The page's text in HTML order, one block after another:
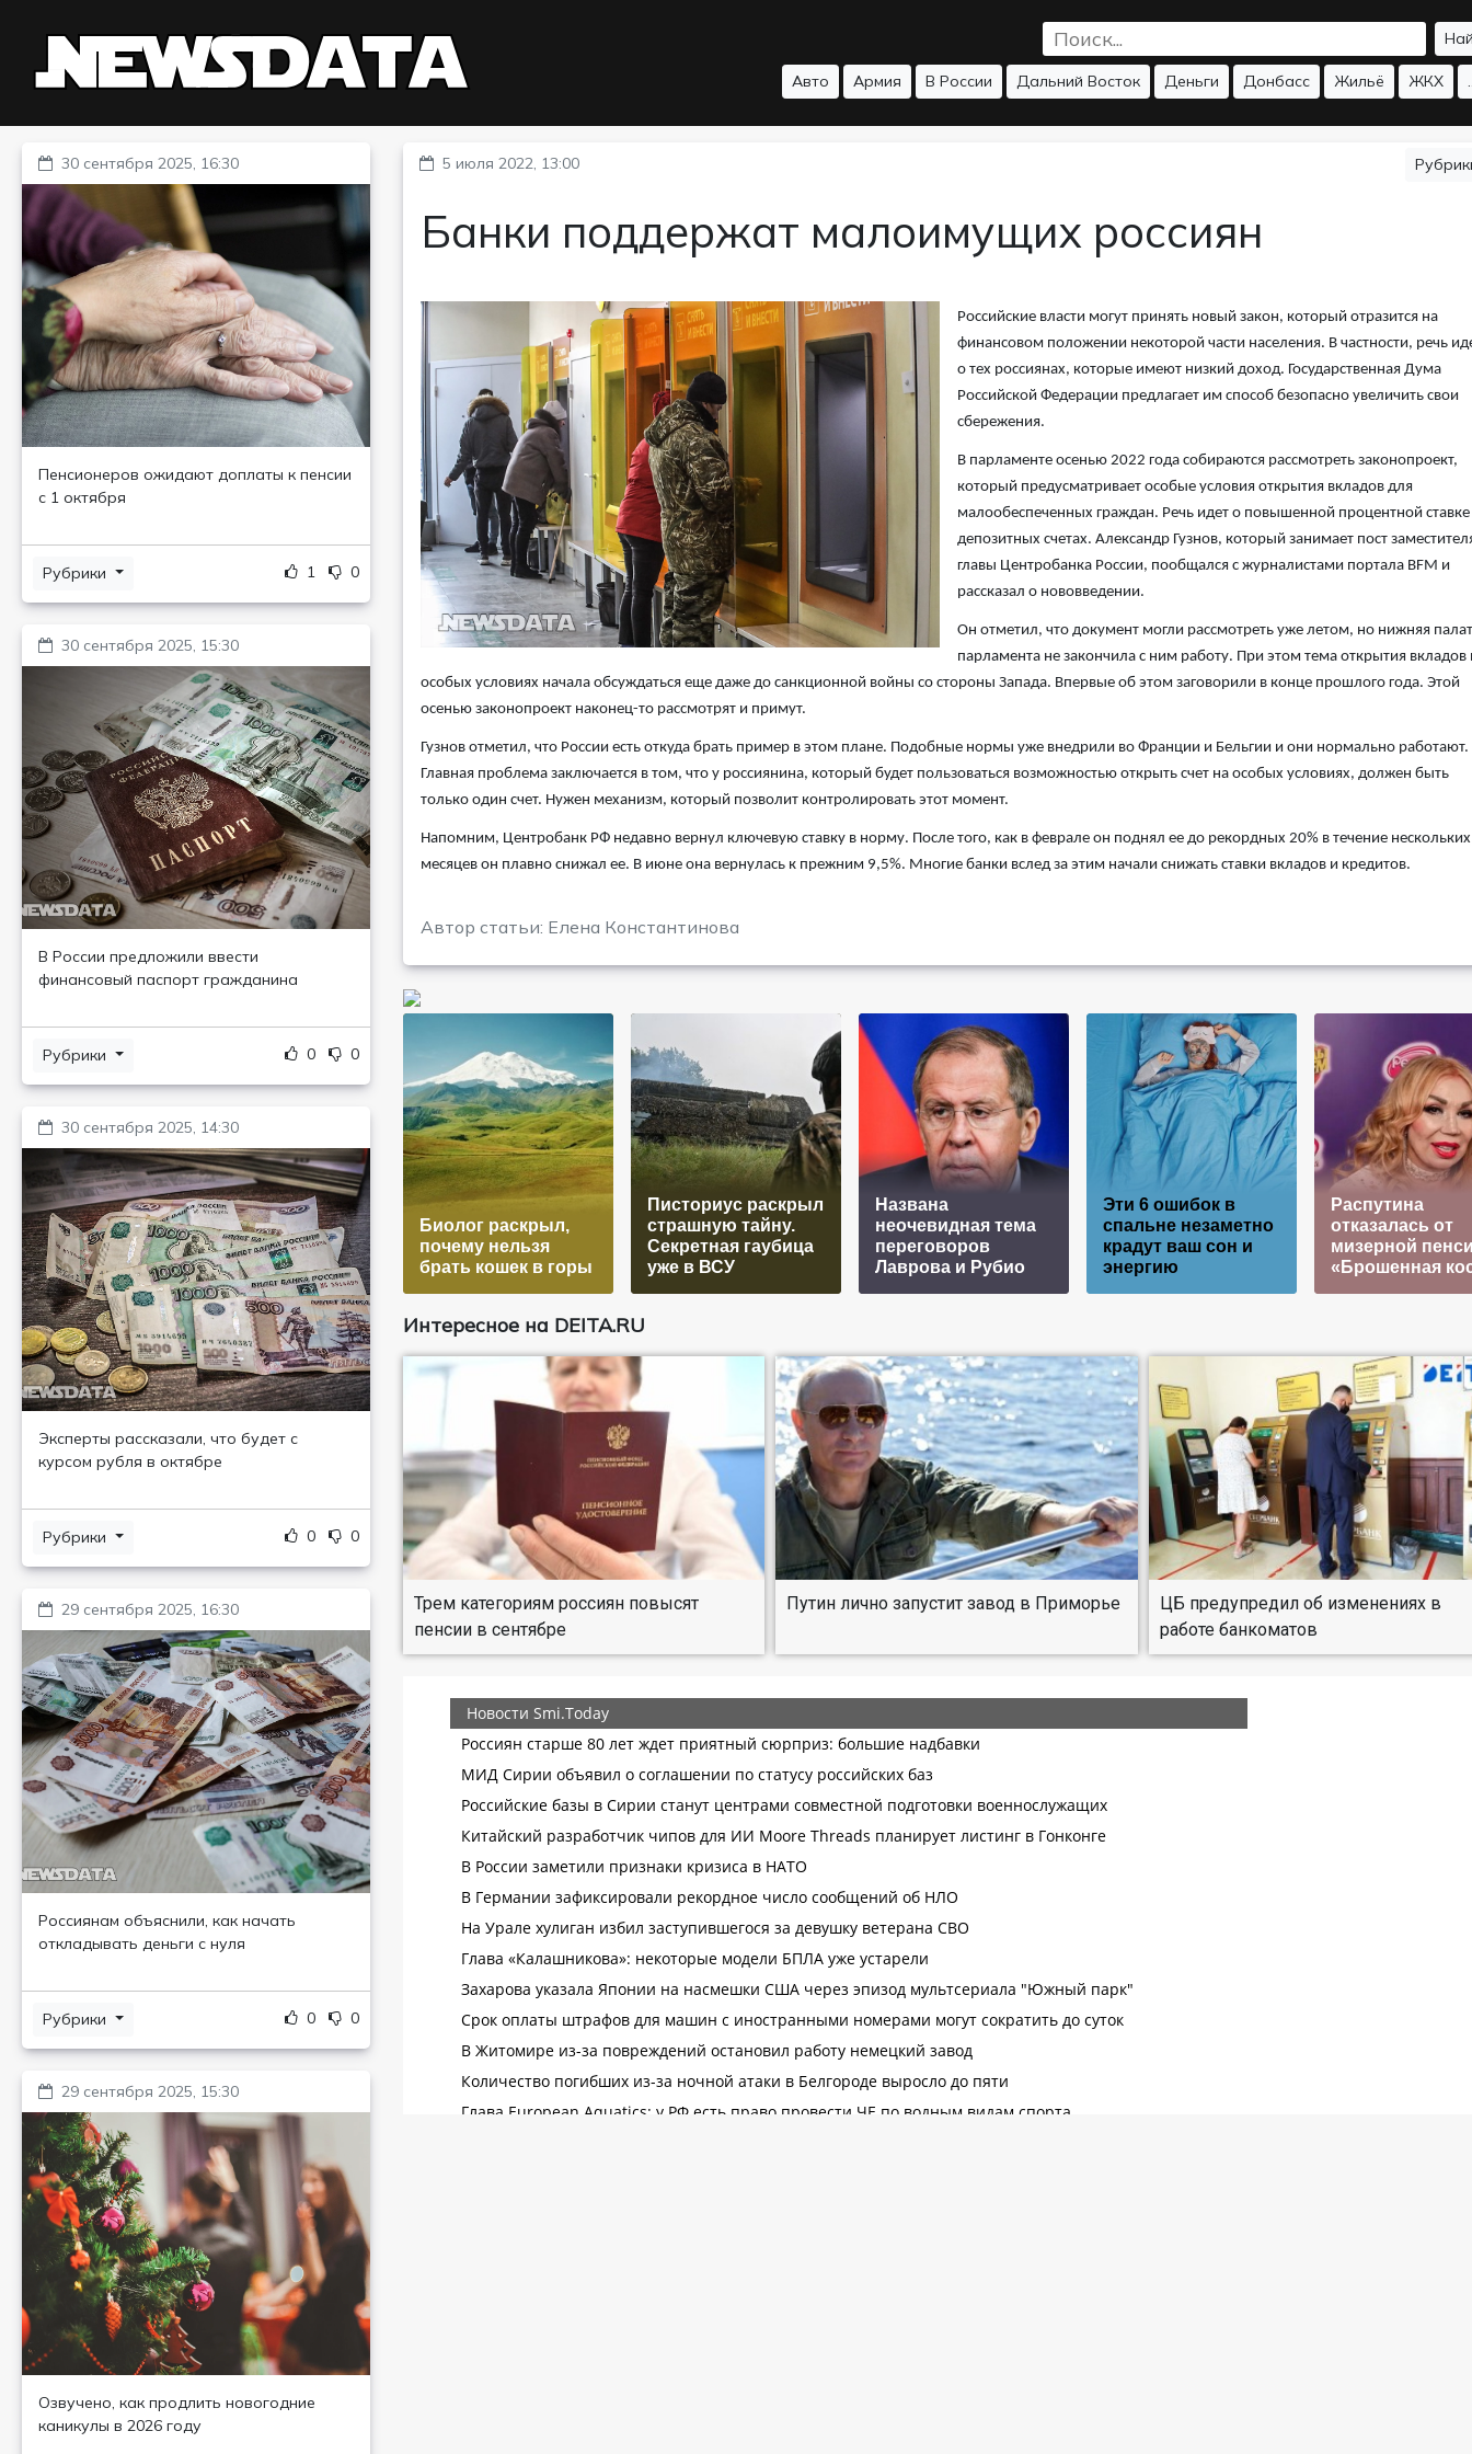
Авто Армия В России Дальний Восток Деньги Донбасс Жильё ЖКХ
30 сентября 2025, 16:30
Пенсионеров ожидают доплаты к пенсии
с 1 октября
Рубрики 1 0
30 сентября 2025, 15:30
В России предложили ввести
финансовый паспорт гражданина
Рубрики 0 0
30 сентября 2025, 14:30
Эксперты рассказали, что будет с
курсом рубля в октябре
Рубрики 0 0
29 сентября 2025, 16:30
Россиянам объяснили, как начать
откладывать деньги с нуля
Рубрики 0 0
29 сентября 2025, 15:30
Озвучено, как продлить новогодние
каникулы в 2026 году
5 июля 2022, 13:00
Банки поддержат малоимущих россиян
Российские власти могут принять новый закон, который отразится на
финансовом положении некоторой части населения. В частности, речь
о тех россиянах, которые имеют низкий доход. Государственная Дума
Российской Федерации предлагает им способ безопасно увеличить свои
сбережения.
В парламенте осенью 2022 года собираются рассмотреть законопроект,
который предусматривает особые условия открытия вкладов для
малообеспеченных граждан. Речь идет о повышенной процентной ставке
депозитных счетах. Александр Гузнов, который занимает пост
главы Центробанка России, пообщался с журналистами портала BFM и
рассказал о нововведении.
Он отметил, что документ могли рассмотреть уже летом, но нижняя
парламента не закончила с ним работу. При этом тема открытия вкладов
особых условиях начала обсуждаться еще даже до санкционной войны со стороны Запада. Впервые об этом заговорили в конце прошлого года. Этой
осенью законопроект наконец-то рассмотрят и примут.
Гузнов отметил, что России есть откуда брать пример в этом плане. Подобные нормы уже внедрили во Франции и Бельгии и они нормально работают.
Главная проблема заключается в том, что у россиянина, который будет пользоваться возможностью открыть счет на особых условиях, должен быть
только один счет. Нужен механизм, который позволит контролировать этот момент.
Напомним, Центробанк РФ недавно вернул ключевую ставку в норму. После того, как в феврале он поднял ее до рекордных 20% в течение нескольких
месяцев он плавно снижал ее. В июне она вернулась к прежним 9,5%. Многие банки вслед за этим начали снижать ставки вкладов и кредитов.
Автор статьи: Елена Константинова
Биолог раскрыл,
почему нельзя
брать кошек в горы
Писториус раскрыл
страшную тайну.
Секретная гаубица
уже в ВСУ
Названа
неочевидная тема
переговоров
Лаврова и Рубио
Эти 6 ошибок в
спальне незаметно
крадут ваш сон и
энергию
Распутина
отказалась от
мизерной
«Брошенная
Интересное на DEITA.RU
Трем категориям россиян повысят
пенсии в сентябре
Путин лично запустит завод в Приморье
ЦБ предупредил об изменениях в
работе банкоматов